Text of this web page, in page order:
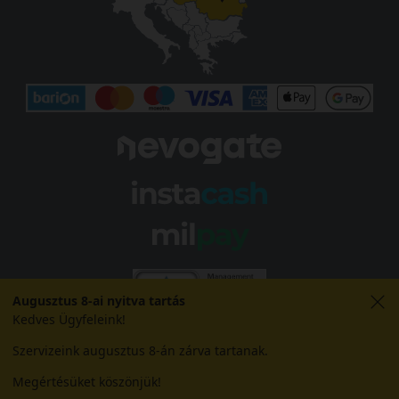
Augusztus 8-ai nyitva tartás
Kedves Ügyfeleink!
Szervizeink augusztus 8-án zárva tartanak.
Megértésüket köszönjük!